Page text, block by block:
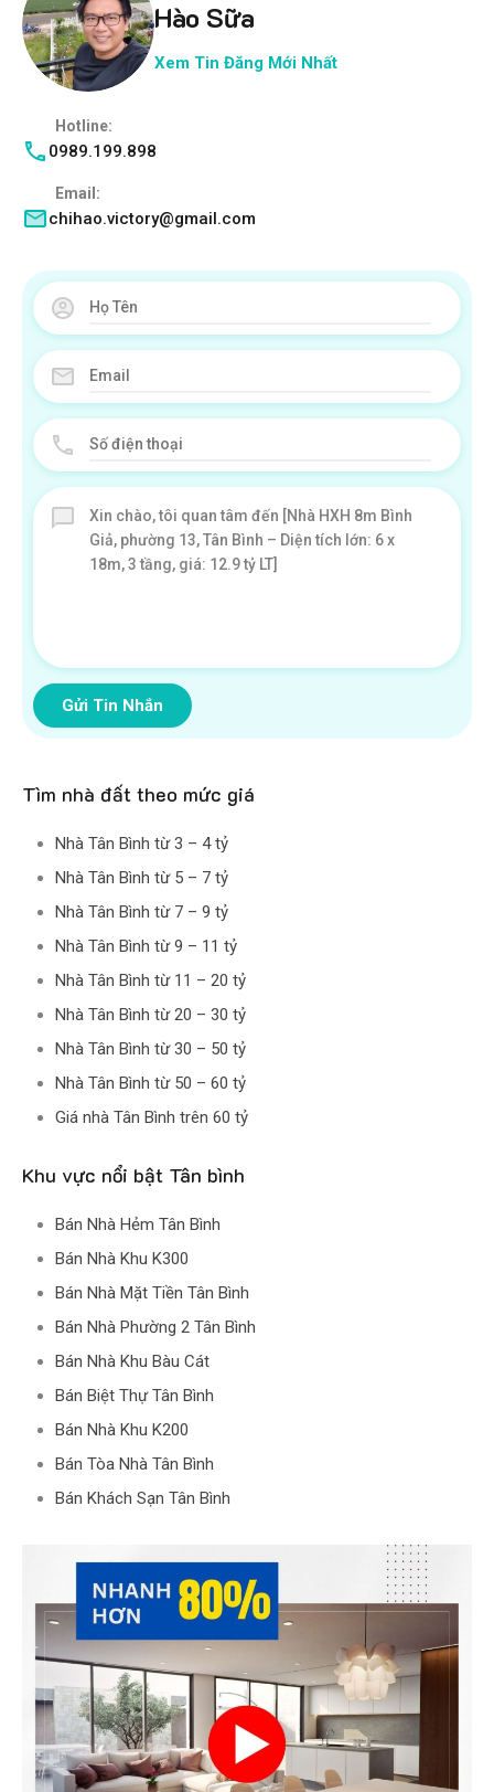
Hào Sữa
Xem Tin Đăng Mới Nhất
Hotline:
0989.199.898
Email:
chihao.victory@gmail.com
Gửi Tin Nhắn
Tìm nhà đất theo mức giá
Nhà Tân Bình từ 3 – 4 tỷ
Nhà Tân Bình từ 5 – 7 tỷ
Nhà Tân Bình từ 7 – 9 tỷ
Nhà Tân Bình từ 9 – 11 tỷ
Nhà Tân Bình từ 11 – 20 tỷ
Nhà Tân Bình từ 20 – 30 tỷ
Nhà Tân Bình từ 30 – 50 tỷ
Nhà Tân Bình từ 50 – 60 tỷ
Giá nhà Tân Bình trên 60 tỷ
Khu vực nổi bật Tân bình
Bán Nhà Hẻm Tân Bình
Bán Nhà Khu K300
Bán Nhà Mặt Tiền Tân Bình
Bán Nhà Phường 2 Tân Bình
Bán Nhà Khu Bàu Cát
Bán Biệt Thự Tân Bình
Bán Nhà Khu K200
Bán Tòa Nhà Tân Bình
Bán Khách Sạn Tân Bình